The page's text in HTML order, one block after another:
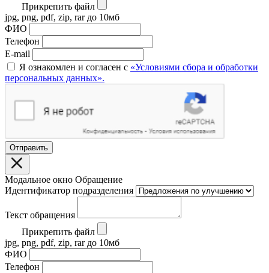
Прикрепить файл
jpg, png, pdf, zip, rar до 10мб
ФИО
Телефон
E-mail
Я ознакомлен и согласен с «Условиями сбора и обработки
персональных данных».
Отправить
Модальное окно Обращение
Идентификатор подразделения
Текст обращения
Прикрепить файл
jpg, png, pdf, zip, rar до 10мб
ФИО
Телефон